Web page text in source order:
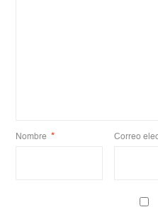
Nombre * Correo